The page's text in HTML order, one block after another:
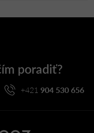
+421 904 530 656